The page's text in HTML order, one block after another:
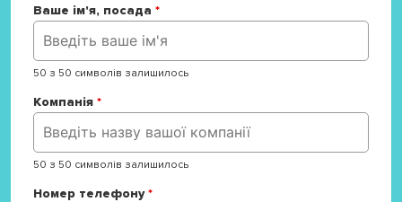
Ваше ім'я, посада *
50 з 50 символів залишилось
Компанія *
50 з 50 символів залишилось
Номер телефону*